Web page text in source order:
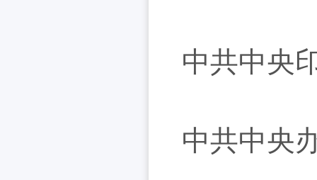
中共中央